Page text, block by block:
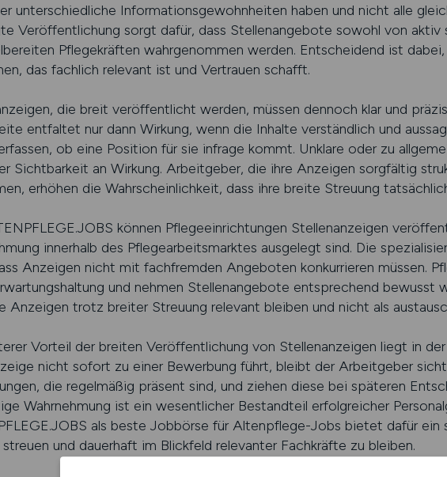
unterschiedliche Informationsgewohnheiten haben und nicht alle
Veröffentlichung sorgt dafür, dass Stellenangebote sowohl von aktiv
Pflegekräften wahrgenommen werden. Entscheidend ist
das fachlich relevant ist und Vertrauen schafft.
die breit veröffentlicht werden, müssen dennoch klar und
entfaltet nur dann Wirkung, wenn die Inhalte verständlich und
ob eine Position für sie infrage kommt. Unklare oder zu
Sichtbarkeit an Wirkung. Arbeitgeber, die ihre Anzeigen sorgfältig
erhöhen die Wahrscheinlichkeit, dass ihre breite Streuung
können Pflegeeinrichtungen Stellenanzeigen
innerhalb des Pflegearbeitsmarktes ausgelegt sind. Die
Anzeigen nicht mit fachfremden Angeboten konkurrieren müssen.
und nehmen Stellenangebote entsprechend bewusst
Anzeigen trotz breiter Streuung relevant bleiben und nicht als
Vorteil der breiten Veröffentlichung von Stellenanzeigen liegt in
nicht sofort zu einer Bewerbung führt, bleibt der Arbeitgeber
die regelmäßig präsent sind, und ziehen diese bei späteren
Wahrnehmung ist ein wesentlicher Bestandteil erfolgreicher
als beste Jobbörse für Altenpflege-Jobs bietet dafür ein
und dauerhaft im Blickfeld relevanter Fachkräfte zu bleiben.